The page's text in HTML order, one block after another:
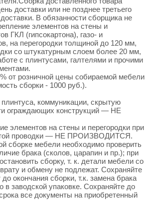
доставки или не позднее третьего
В обязанности сборщика не
элементов на стены и
ГКЛ (гипсокартона), газо- и
на перегородки толщиной до 120 мм,
со штукатурным слоем более 20 мм,
с плинтусами, галтелями и прочими
от розничной цены собираемой мебели
сборки - 1000 руб.).
коммуникации, скрытую
ограждающих конструкций — НЕ
элементов на стены и перегородки при
проводки — НЕ ПРОИЗВОДИТСЯ.
сборке мебели необходимо проверить
брака (сколов, царапин и пр.); при
сборку, т. к. детали мебели со
и обмену не подлежат. Сохраняйте
окончания сборки, т.к. замена брака
в заводской упаковке. Сохраняйте до
все документы на приобретенный